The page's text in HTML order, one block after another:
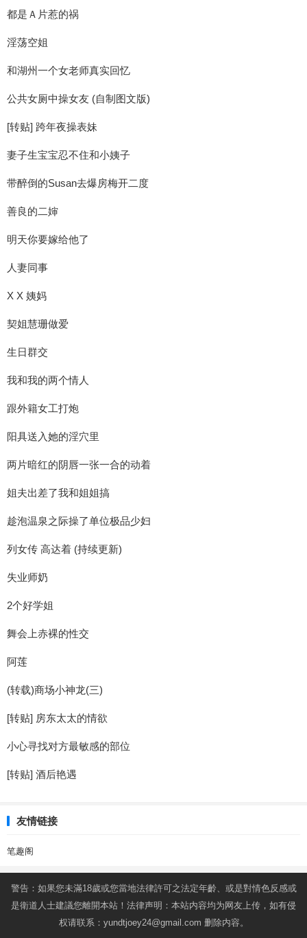
都是Ａ片惹的祸
淫荡空姐
和湖州一个女老师真实回忆
公共女厕中操女友 (自制图文版)
[转贴] 跨年夜操表妹
妻子生宝宝忍不住和小姨子
带醉倒的Susan去爆房梅开二度
善良的二婶
明天你要嫁给他了
人妻同事
X X 姨妈
契姐慧珊做爱
生日群交
我和我的两个情人
跟外籍女工打炮
阳具送入她的淫穴里
两片暗红的阴唇一张一合的动着
姐夫出差了我和姐姐搞
趁泡温泉之际操了单位极品少妇
列女传 高达着 (持续更新)
失业师奶
2个好学姐
舞会上赤裸的性交
阿莲
(转载)商场小神龙(三)
[转贴] 房东太太的情欲
小心寻找对方最敏感的部位
[转贴] 酒后艳遇
友情链接
笔趣阁
警告：如果您未滿18歲或您當地法律許可之法定年齡、或是對情色反感或
是衛道人士建議您離開本站！法律声明：本站内容均为网友上传，如有侵
权请联系： yundtjoey24@gmail.com 删除内容。